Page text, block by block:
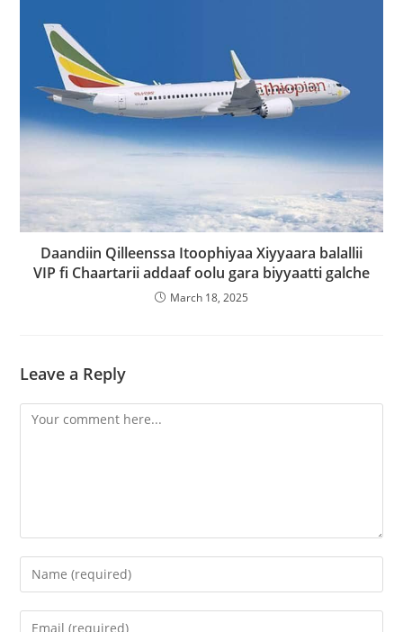
Daandiin Qilleenssa Itoophiyaa Xiyyaara balallii
VIP fi Chaartarii addaaf oolu gara biyyaatti galche
March 18, 2025
Leave a Reply